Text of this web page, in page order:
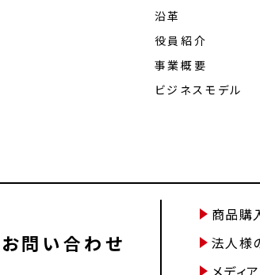
沿革
役員紹介
事業概要
ビジネスモデル
お問い合わせ
商品購
法人様
メディ